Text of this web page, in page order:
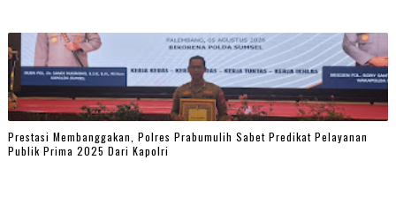
Prestasi Membanggakan, Polres Prabumulih Sabet Predikat Pelayanan
Publik Prima 2025 Dari Kapolri